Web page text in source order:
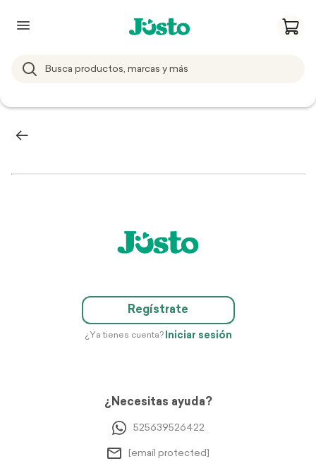
Regístrate
¿Ya tienes cuenta? Iniciar sesión
¿Necesitas ayuda?
525639526422
[email protected]